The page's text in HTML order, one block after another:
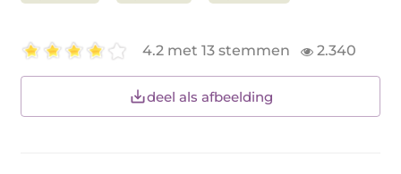
4.2 met 13 stemmen 2.340
deel als afbeelding